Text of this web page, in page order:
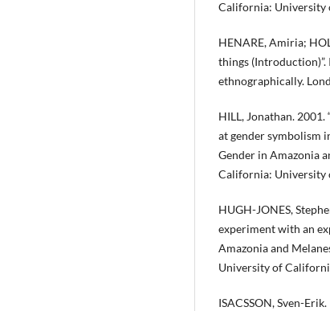
California: University
HENARE, Amiria;
things
ethnographically.
HILL, Jonathan.
at gender symbolism
Gender in Amazonia
California: University
HUGH-JONES,
experiment with an
Amazonia and
University of
ISACSSON, Sven-